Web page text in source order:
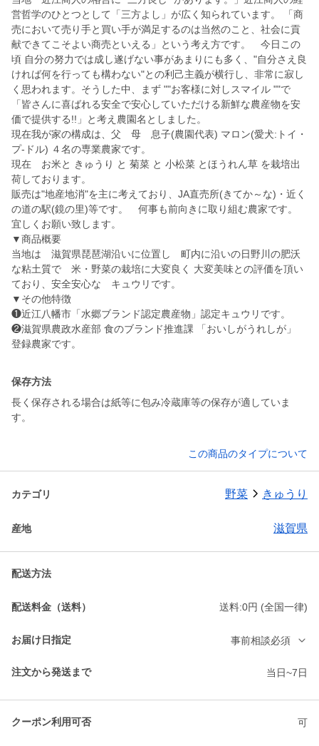
営哲学のひとつとして「三方よし」が広く知られています。 「商
売において売り手と買い手が満足するのは当然のこと、社会に貢
献できてこそよい商売といえる」という考え方です。 今日この
頃 自分の努力では成し遂げない事があまりにも多く、"自分さえ良
ければ何を行っても構わない"との利己主義が横行し、非常に寂し
く思われます。そうした中、まず ""お客様に対しスマイル ""で
「皆さんに喜ばれる安全で安心していただける新鮮な農産物を安
価で提供する!!」と考え農園名としました。
現在我が家の構成は、父 母 息子(農園代表) マロン(愛犬:トイ・
プ-ドル) ４名の専業農家です。
現在 お米と きゅうり と 菊菜 と 小松菜 とほうれん草 を栽培出
荷しております。
販売は"地産地消"を主に考えており、JA直売所(きてか～な)・近く
の道の駅(鏡の里)等です。 何事も前向きに取り組む農家です。
宜しくお願い致します。
▼商品概要
当地は 滋賀県琵琶湖沿いに位置し 町内に沿いの日野川の肥沃
な粘土質で 米・野菜の栽培に大変良く 大変美味との評価を頂い
ており、安全安心な キュウリです。
▼その他特徴
❶近江八幡市「水郷ブランド認定農産物」認定キュウリです。
❷滋賀県農政水産部 食のブランド推進課 「おいしがうれしが」
保存方法
長く保存される場合は紙等に包み冷蔵庫等の保存が適していま
す。
この商品のタイプについて
カテゴリ 野菜 きゅうり
産地 滋賀県
配送方法
配送料金（送料） 送料:0円 (全国一律)
お届け日指定 事前相談必須
注文から発送まで 当日~7日
クーポン利用可否 可